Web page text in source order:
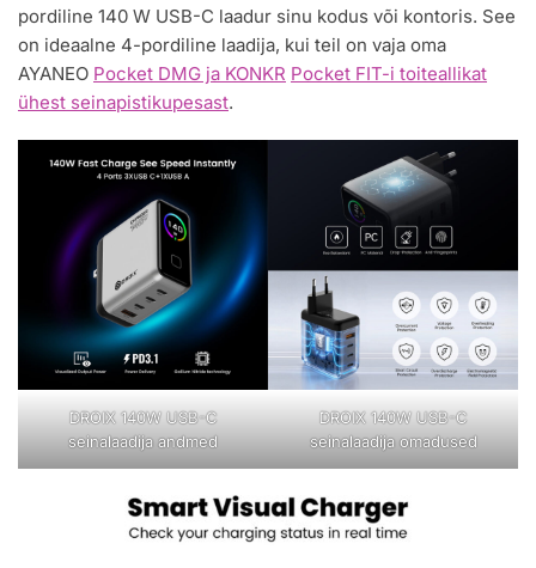
pordiline 140 W USB-C laadur sinu kodus või kontoris. See
on ideaalne 4-pordiline laadija, kui teil on vaja oma
AYANEO Pocket DMG ja KONKR Pocket FIT-i toiteallikat
ühest seinapistikupesast.
DROIX 140W USB-C
seinalaadija andmed
DROIX 140W USB-C
seinalaadija omadused